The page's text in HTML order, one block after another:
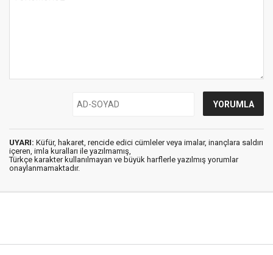
UYARI: Küfür, hakaret, rencide edici cümleler veya imalar, inançlara saldırı
içeren, imla kuralları ile yazılmamış,
Türkçe karakter kullanılmayan ve büyük harflerle yazılmış yorumlar
onaylanmamaktadır.